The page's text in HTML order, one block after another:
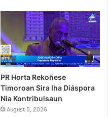
PR Horta Rekoñese
Timoroan Sira Iha Diáspora
Nia Kontribuisaun
August 5, 2026